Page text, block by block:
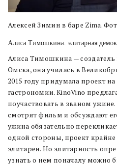
Алексей Зимин в баре Zima.
Алиса Тимошкина: элитарная
Алиса Тимошкина — создатель
Омска, она училась в
2015 году придумала проект
гастрономии. KinoVino
поучаствовать в званом
смотрят фильм и обсуждают
ужина обязательно
одной стороны, проект
элитарен. Но элитарность
узнать о нем поначалу можно